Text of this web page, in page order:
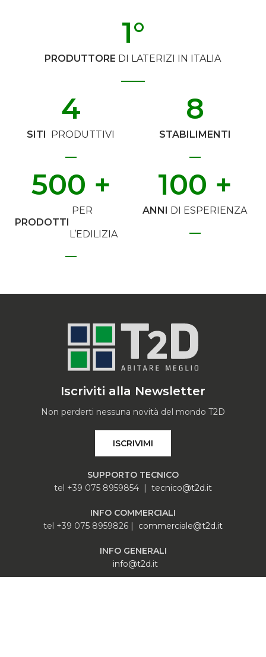
PRODUTTORE DI LATERIZI IN ITALIA
1°
SITI PRODUTTIVI
4
STABILIMENTI
8
PRODOTTI
PER
L’EDILIZIA
500 +
ANNI DI ESPERIENZA
100 +
Iscriviti alla Newsletter
Non perderti nessuna novità del mondo T2D
ISCRIVIMI
SUPPORTO TECNICO
tel +39 075 8959854 | tecnico@t2d.it
INFO COMMERCIALI
tel +39 075 8959826 | commerciale@t2d.it
INFO GENERALI
info@t2d.it